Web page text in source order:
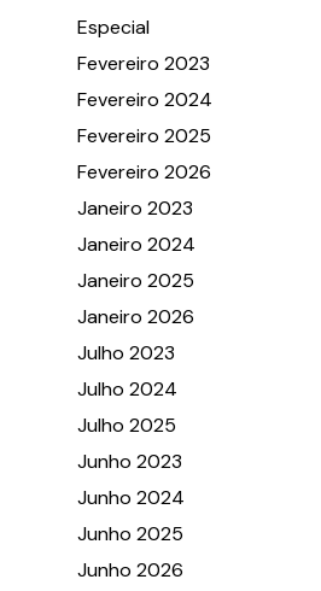
Especial
Fevereiro 2023
Fevereiro 2024
Fevereiro 2025
Fevereiro 2026
Janeiro 2023
Janeiro 2024
Janeiro 2025
Janeiro 2026
Julho 2023
Julho 2024
Julho 2025
Junho 2023
Junho 2024
Junho 2025
Junho 2026